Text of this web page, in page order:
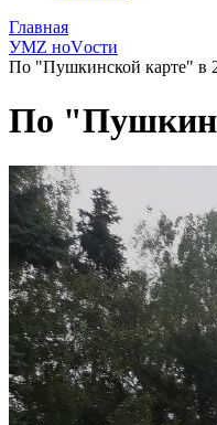
Главная
УМZ ноVости
По "Пушкинской карте" в
По